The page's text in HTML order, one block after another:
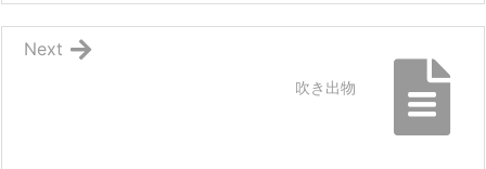
吹き出物
Next